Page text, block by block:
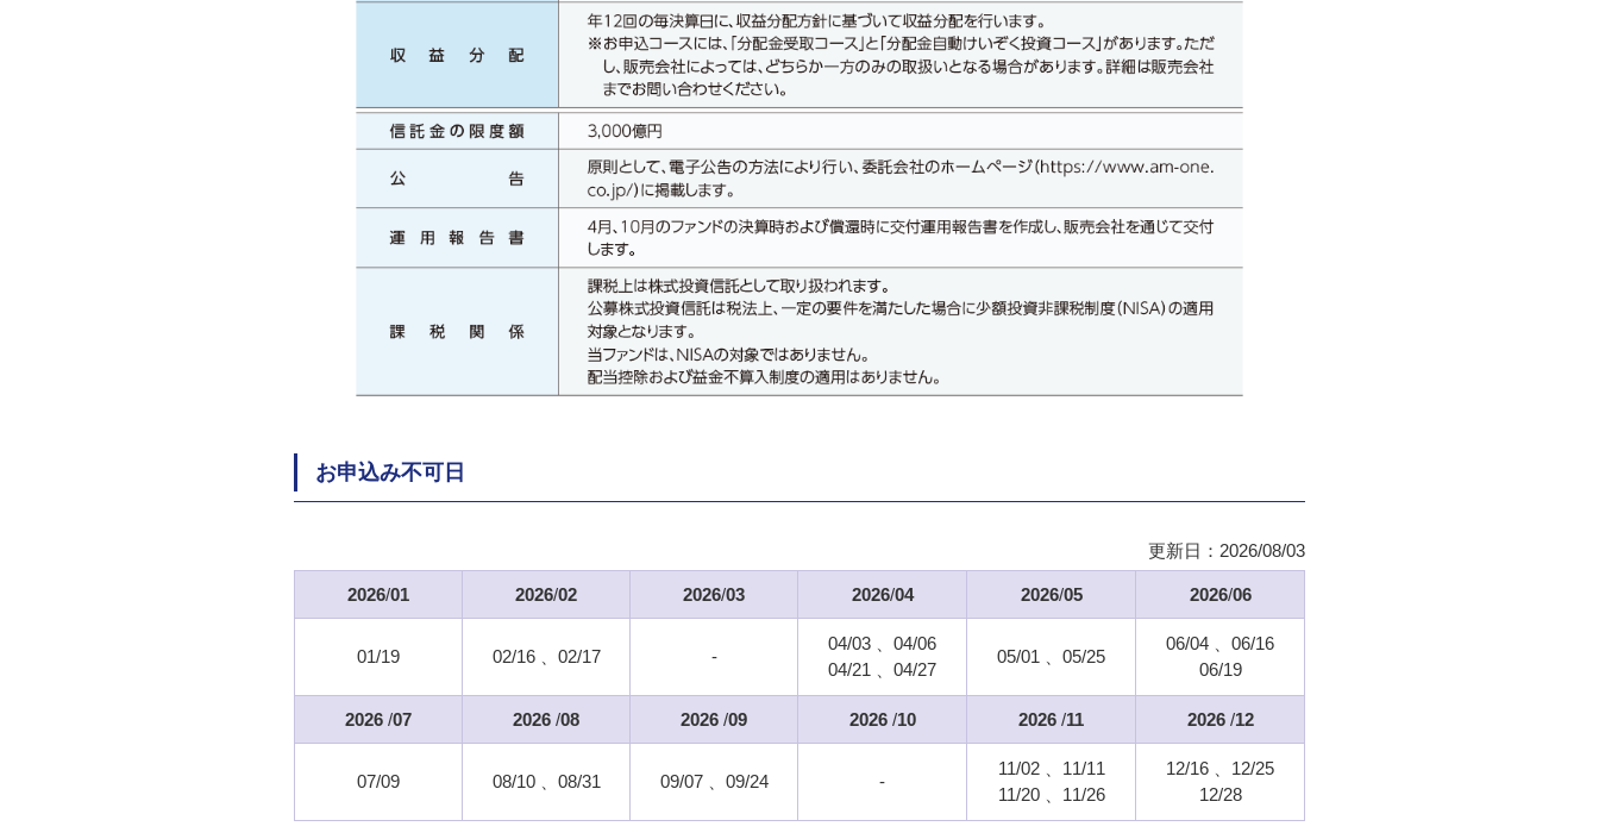
お申込み不可日
更新日： 2026/08/03
2026/01 2026/02 2026/03 2026/04 2026/05 2026/06
01/19 02/16 02/17 -
04/03
04/06
04/21
04/27
05/01 05/25
06/04
06/16
06/19
2026 /07 2026 /08 2026 /09 2026 /10 2026 /11 2026 /12
07/09 08/10 08/31 09/07 09/24 -
11/02
11/11
11/20
11/26
12/16
12/25
12/28